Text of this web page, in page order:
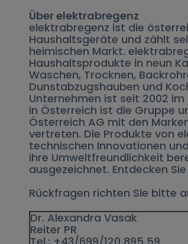
Über elektrabregenz
elektrabregenz ist die
Haushaltsgeräte und zählt
heimischen Markt.
Haushaltsprodukte in neun
Waschen, Trocknen,
Dunstabzugshauben und
Unternehmen ist seit 2002
In Österreich ist die Gruppe
Österreich AG mit den
vertreten. Die Produkte von
technischen Innovationen
ihre Umweltfreundlichkeit
ausgezeichnet. Entdecken
Rückfragen richten Sie bitte
Dr. Alexandra Vasak
Reiter PR